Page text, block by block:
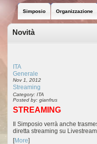
Simposio Organizzazione
Novità
ITA
Generale
Nov 1, 2012
Streaming
Category: ITA
Posted by: gianfrus
STREAMING
Il Simposio verrà anche
diretta streaming su
[More]